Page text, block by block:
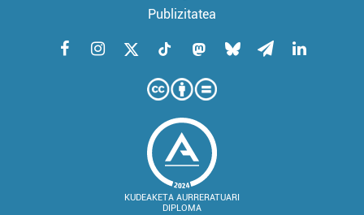
Publizitatea
KUDEAKETA AURRERATUARI
DIPLOMA